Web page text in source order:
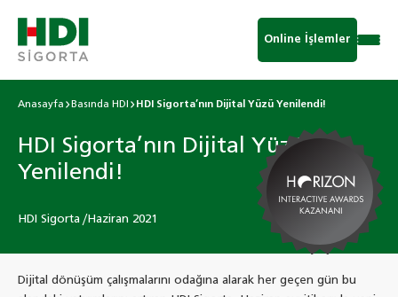
Online İşlemler
Anasayfa Basında HDI HDI Sigorta’nın Dijital Yüzü Yenilendi!
HDI Sigorta’nın Dijital Yüzü
Yenilendi!
HDI Sigorta /Haziran 2021
Dijital dönüşüm çalışmalarını odağına alarak her geçen gün bu